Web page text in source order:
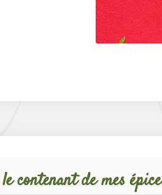
contenant de mes